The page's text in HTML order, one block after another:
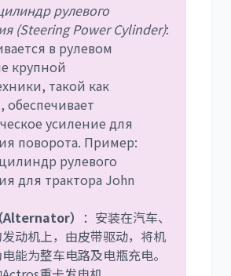
рулевого
(Steering Power Cylinder):
в рулевом
крупной
такой как
обеспечивает
усиление для
поворота. Пример:
рулевого
для трактора John
Alternator） ：安装在汽车、
动机上，由皮带驱动，将机
能为整车电路及电瓶充电。